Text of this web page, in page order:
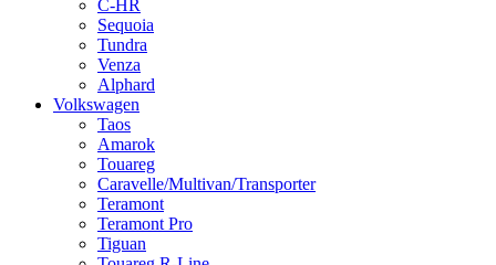
C-HR
Sequoia
Tundra
Venza
Alphard
Volkswagen
Taos
Amarok
Touareg
Caravelle/Multivan/Transporter
Teramont
Teramont Pro
Tiguan